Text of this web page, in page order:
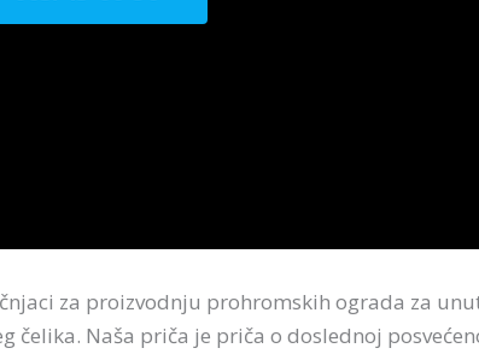
za proizvodnju prohromskih ograda za
čelika. Naša priča je priča o doslednoj